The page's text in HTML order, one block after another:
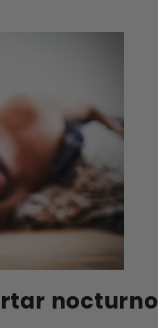
nocturno